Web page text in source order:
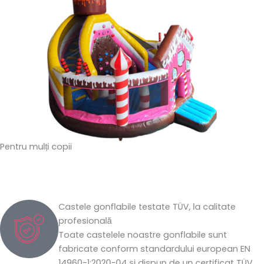
Pentru mulți copii
Castele gonflabile testate TÜV, la calitate
profesională
Toate castelele noastre gonflabile sunt
fabricate conform standardului european EN